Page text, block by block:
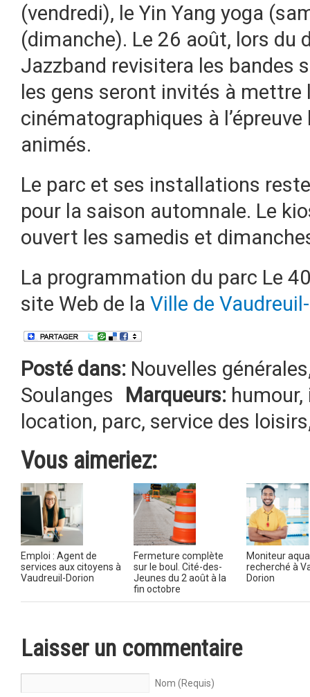
(vendredi), le Yin Yang yoga
(dimanche). Le 26 août, lors du
Jazzband revisitera les bandes
les gens seront invités à mettre
cinématographiques à
animés.
Le parc et ses installations
pour la saison automnale. Le
ouvert les samedis et
La programmation du parc Le
site Web de la Ville de
Posté dans: Nouvelles générales
Soulanges
Marqueurs: humour,
location, parc, service des loisirs
Vous aimeriez:
Emploi : Agent de
services aux citoyens à
Vaudreuil-Dorion
Fermeture complète
sur le boul. Cité-des-
Jeunes du 2 août à la
fin octobre
Moniteur
recherché à
Dorion
Laisser un commentaire
Nom (Requis)